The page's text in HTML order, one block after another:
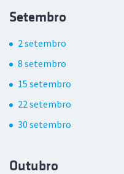
Setembro
2 setembro
8 setembro
15 setembro
22 setembro
30 setembro
Outubro